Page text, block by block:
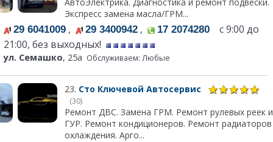
Экспресс замена масла/ГРМ...
29 6041009 , 29 3400942 , 17 2074280 с 9:00 до
21:00, без выходных!
ул. Семашко, 25а Обслуживаем: Любые
23. Сто Ключевой Автосервис
(30)
Ремонт ДВС. Замена ГРМ. Ремонт рулевых реек и
ГУР. Ремонт кондиционеров. Ремонт радиаторов
охлаждения. Арго...